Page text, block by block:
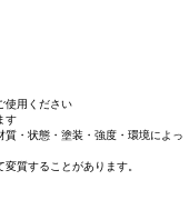
使用ください
す
質・状態・塗装・強度・環境によっ
質することがあります。